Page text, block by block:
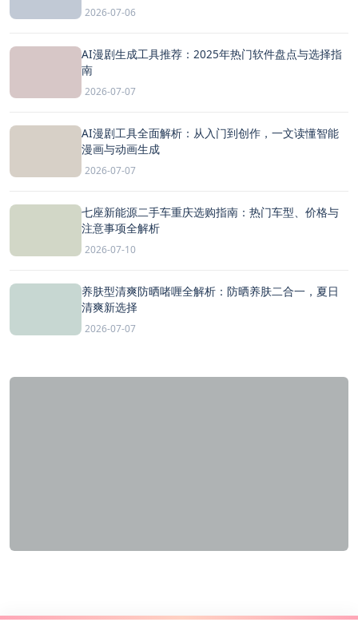
2026-07-06
AI漫剧生成工具推荐：2025年热门软件盘点与选择指
南
2026-07-07
AI漫剧工具全面解析：从入门到创作，一文读懂智能
漫画与动画生成
2026-07-07
七座新能源二手车重庆选购指南：热门车型、价格与
注意事项全解析
2026-07-10
养肤型清爽防晒啫喱全解析：防晒养肤二合一，夏日
清爽新选择
2026-07-07